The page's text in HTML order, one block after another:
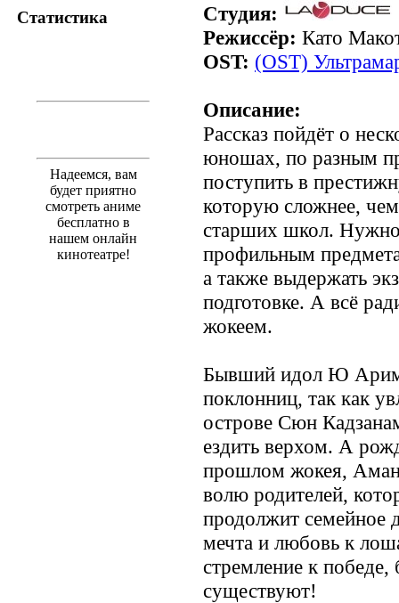
Статистика
Надеемся, вам
будет приятно
смотреть аниме
бесплатно в
нашем онлайн
кинотеатре!
Студия:
Режиссёр: Като
OST: (OST)
Описание:
Рассказ пойдёт о
юношах, по разным
поступить в
которую сложнее,
старших школ. Нужно
профильным
а также выдержать
подготовке. А всё
жокеем.
Бывший идол Ю
поклонниц, так как
острове Сюн
ездить верхом. А
прошлом жокея,
волю родителей,
продолжит семейное
мечта и любовь к
стремление к победе,
существуют!